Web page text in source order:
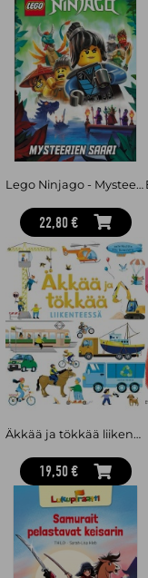
Lego Ninjago - Mysteerien saari
22,80 €
Äkkää ja tökkää liikenteessä
19,50 €